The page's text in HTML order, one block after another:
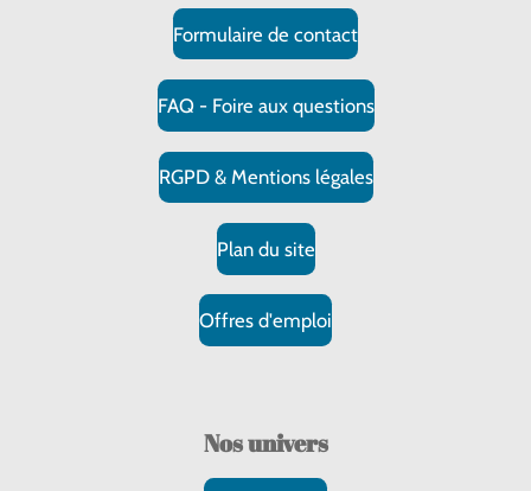
Formulaire de contact
FAQ - Foire aux questions
RGPD & Mentions légales
Plan du site
Offres d'emploi
Nosunivers